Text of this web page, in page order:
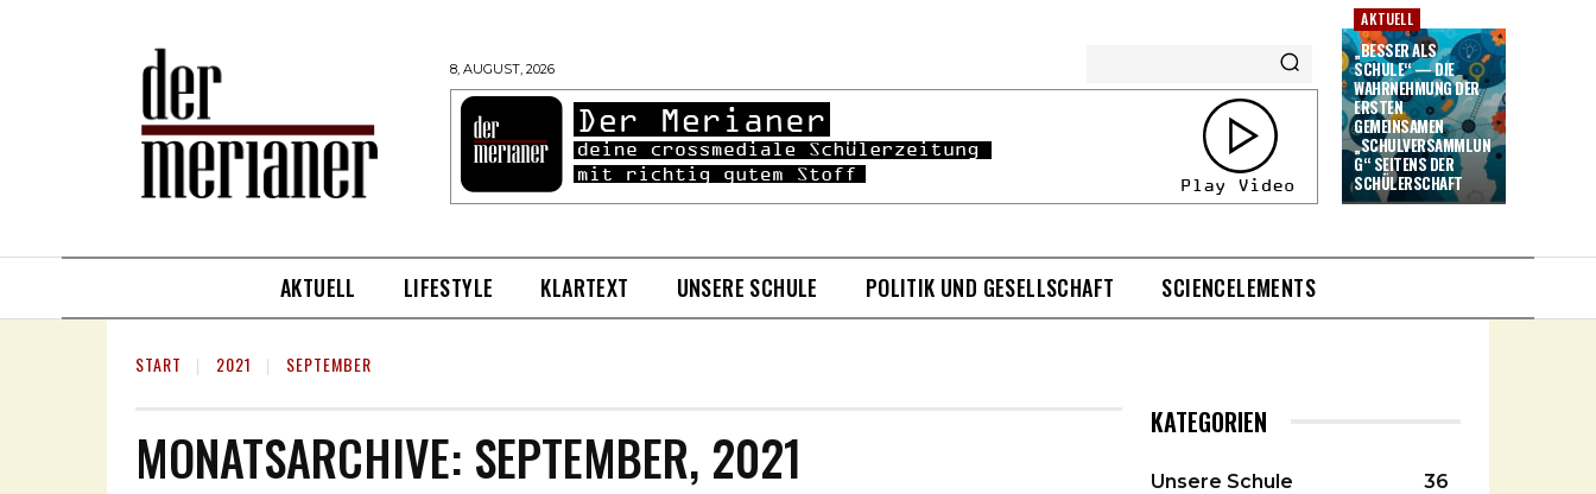
8, AUGUST, 2026
AKTUELL
„BESSER ALS
SCHULE“ — DIE
WAHRNEHMUNG DER
ERSTEN
GEMEINSAMEN
„SCHULVERSAMMLUN
G“ SEITENS DER
SCHÜLERSCHAFT
AKTUELL LIFESTYLE KLARTEXT UNSERE SCHULE POLITIK UND GESELLSCHAFT SCIENCELEMENTS
START 2021 SEPTEMBER
MONATSARCHIVE: SEPTEMBER, 2021 KATEGORIEN
Unsere Schule
36